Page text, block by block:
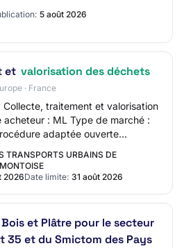
5 août 2026
et valorisation des déchets
· France
Collecte, traitement et valorisation
: ML Type de marché :
adaptée ouverte
Cadre Lieu…
TRANSPORTS URBAINS DE
2026Date limite: 31 août 2026
et Plâtre pour le secteur
35 et du Smictom des Pays